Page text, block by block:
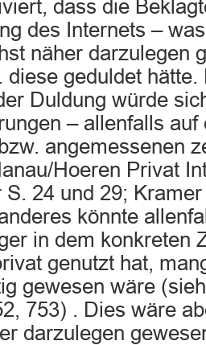
dass die
des Internets –
näher darzulegen
diese geduldet hätte.
Duldung würde
– allenfalls
angemessenen
Hoeren Privat
24 und 29;
könnte
in dem konkreten
genutzt hat,
gewesen wäre
753) . Dies wäre
darzulegen